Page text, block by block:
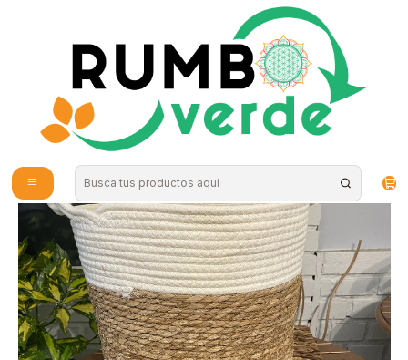
Envío gratis por compras sobre los 59.990 en la provincia de Santiago